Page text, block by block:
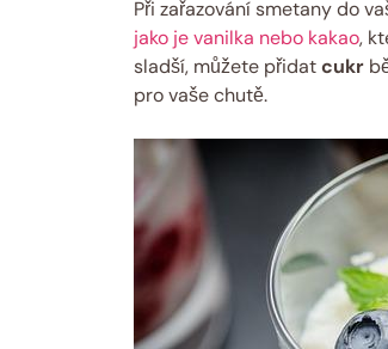
Při zařazování smetany do
jako je vanilka nebo kakao,
sladší, můžete přidatcukr
pro vaše chutě.